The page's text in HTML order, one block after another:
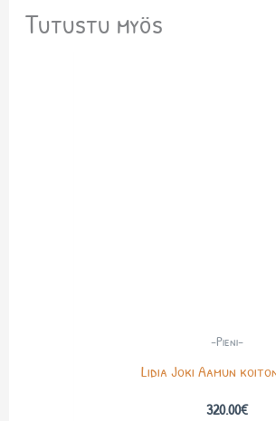
Tutustu myös
-Pieni-
Lidia Joki Aamun
320.00€